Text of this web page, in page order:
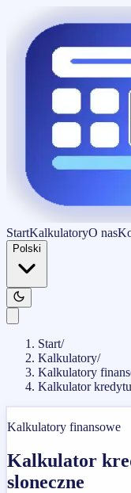
StartKalkulatoryO nas
Polski
Start/
Kalkulatory/
Kalkulatory
Kalkulator
Kalkulatory finansowe
Kalkulator
sloneczne